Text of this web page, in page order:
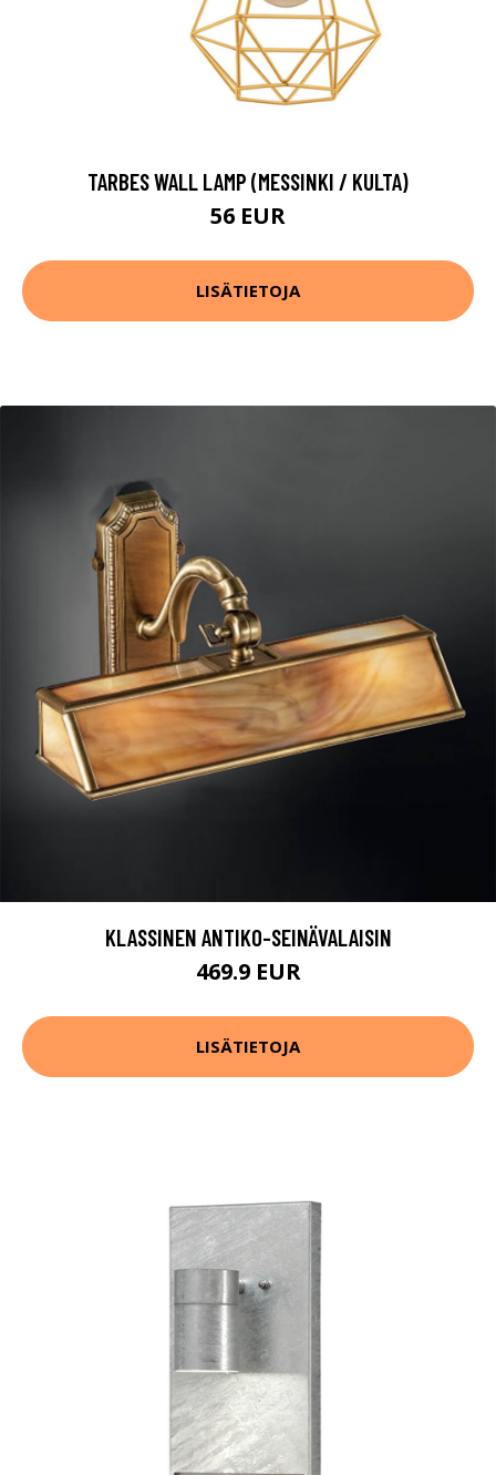
TARBES WALL LAMP (MESSINKI / KULTA)
56 EUR
LISÄTIETOJA
KLASSINEN ANTIKO-SEINÄVALAISIN
469.9 EUR
LISÄTIETOJA